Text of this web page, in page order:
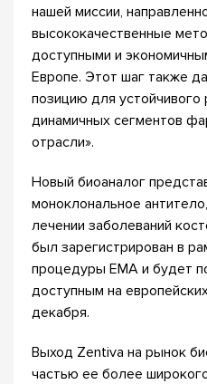
нашей миссии,
высококачественные
доступными и
Европе. Этот шаг также
позицию для
динамичных сегментов
отрасли».
Новый биоаналог
моноклональное
лечении заболеваний
был зарегистрирован в
процедуры EMA и будет
доступным на
декабря.
Выход Zentiva на рынок
частью ее более